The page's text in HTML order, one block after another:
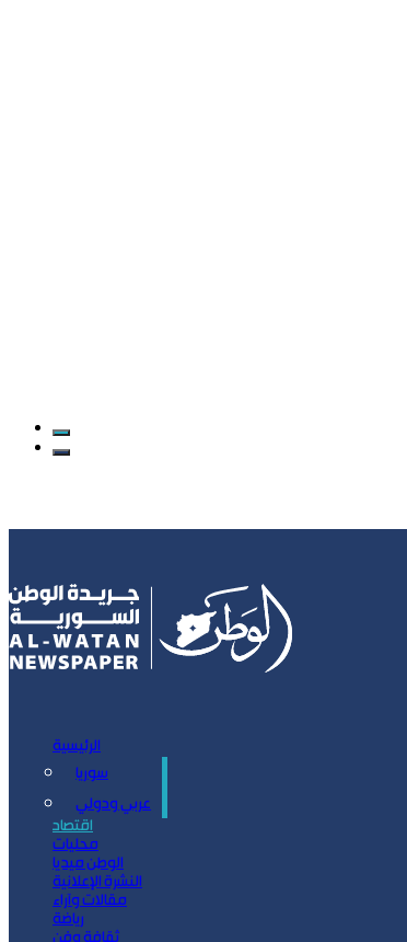
الرئيسية
سوريا
عربي ودولي
اقتصاد
محليات
الوطن ميديا
النشرة الإعلانية
مقالات وآراء
رياضة
ثقافة وفن